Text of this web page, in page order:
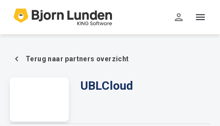
Terug naar partners overzicht
UBLCloud
UBLCloud